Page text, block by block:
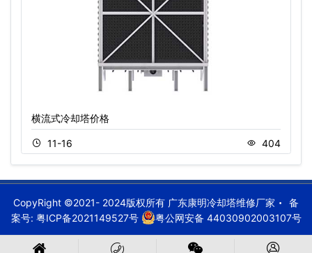
横流式冷却塔价格
11-16 404
CopyRight ©2021- 2024版权所有 广东康明冷却塔维修厂家
备
案号: 粤ICP备2021149527号 粤公网安备 44030902003107号